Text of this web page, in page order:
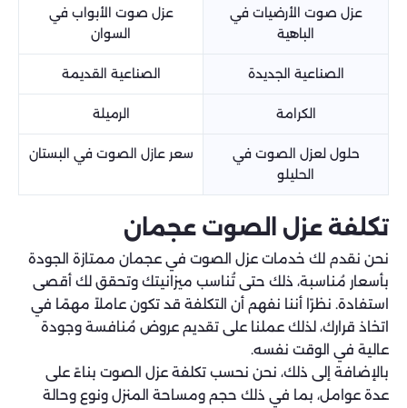
عزل صوت الأرضيات في
الباهية
عزل صوت الأبواب في
السوان
الصناعية الجديدة الصناعية القديمة
الكرامة الرميلة
حلول لعزل الصوت في
الحليلو
سعر عازل الصوت في البستان
تكلفة عزل الصوت عجمان
نحن نقدم لك خدمات عزل الصوت في عجمان ممتازة الجودة
بأسعار مُناسبة، ذلك حتى تُناسب ميزانيتك وتحقق لك أقصى
استفادة. نظرًا أننا نفهم أن التكلفة قد تكون عاملاً مهمًا في
اتخاذ قرارك، لذلك عملنا على تقديم عروض مُنافسة وجودة
عالية في الوقت نفسه.
بالإضافة إلى ذلك، نحن نحسب تكلفة عزل الصوت بناءً على
عدة عوامل، بما في ذلك حجم ومساحة المنزل ونوع وحالة